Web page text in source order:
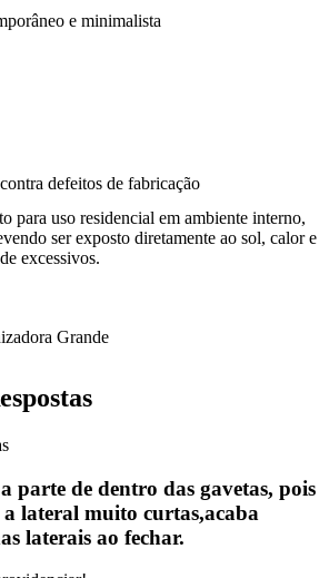
e minimalista
defeitos de fabricação
para uso residencial em ambiente interno,
ser exposto diretamente ao sol, calor e
excessivos.
Grande
parte de dentro das gavetas, pois
lateral muito curtas,acaba
laterais ao fechar.